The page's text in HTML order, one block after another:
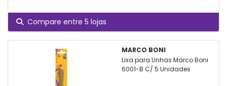
Compare entre 5 lojas
MARCO BONI
Lixa para Unhas Marco Boni
6001-B C/ 5 Unidades